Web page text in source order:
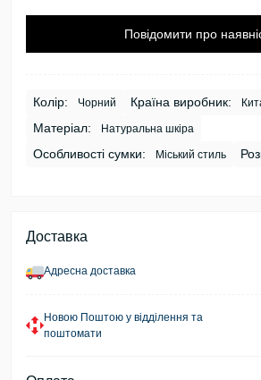
Повідомити про
Колір: Чорний Країна виробник:
Матеріал: Натуральна шкіра
Особливості сумки: Міський стиль
Доставка
Адресна доставка
Новою Поштою у відділення та
поштомати